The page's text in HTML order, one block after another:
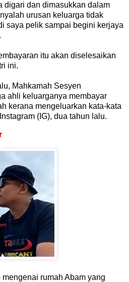
digari dan dimasukkan dalam
urusan keluarga tidak
saya pelik sampai begini kerjaya
itu akan diselesaikan
ini.
Mahkamah Sesyen
ahli keluarganya membayar
kerana mengeluarkan kata-kata
(IG), dua tahun lalu.
rumah Abam yang